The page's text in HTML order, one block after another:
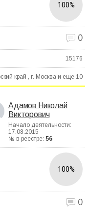
100%
0
15176
край , г. Москва и еще 10
Адамов Николай
Викторович
Начало деятельности:
17.08.2015
№ в реестре: 56
100%
0